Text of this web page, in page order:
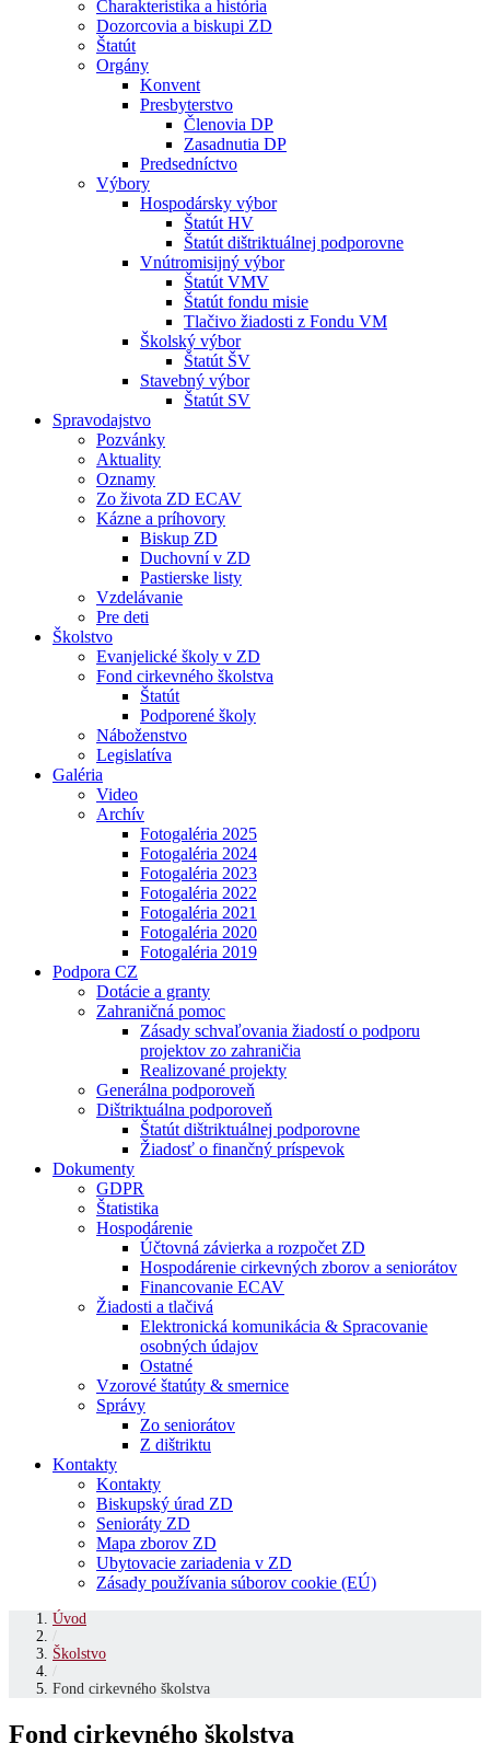
Charakteristika a história
Dozorcovia a biskupi ZD
Štatút
Orgány
Konvent
Presbyterstvo
Členovia DP
Zasadnutia DP
Predsedníctvo
Výbory
Hospodársky výbor
Štatút HV
Štatút dištriktuálnej podporovne
Vnútromisijný výbor
Štatút VMV
Štatút fondu misie
Tlačivo žiadosti z Fondu VM
Školský výbor
Štatút ŠV
Stavebný výbor
Štatút SV
Spravodajstvo
Pozvánky
Aktuality
Oznamy
Zo života ZD ECAV
Kázne a príhovory
Biskup ZD
Duchovní v ZD
Pastierske listy
Vzdelávanie
Pre deti
Školstvo
Evanjelické školy v ZD
Fond cirkevného školstva
Štatút
Podporené školy
Náboženstvo
Legislatíva
Galéria
Video
Archív
Fotogaléria 2025
Fotogaléria 2024
Fotogaléria 2023
Fotogaléria 2022
Fotogaléria 2021
Fotogaléria 2020
Fotogaléria 2019
Podpora CZ
Dotácie a granty
Zahraničná pomoc
Zásady schvaľovania žiadostí o podporu
projektov zo zahraničia
Realizované projekty
Generálna podporoveň
Dištriktuálna podporoveň
Štatút dištriktuálnej podporovne
Žiadosť o finančný príspevok
Dokumenty
GDPR
Štatistika
Hospodárenie
Účtovná závierka a rozpočet ZD
Hospodárenie cirkevných zborov a seniorátov
Financovanie ECAV
Žiadosti a tlačivá
Elektronická komunikácia & Spracovanie
osobných údajov
Ostatné
Vzorové štatúty & smernice
Správy
Zo seniorátov
Z dištriktu
Kontakty
Kontakty
Biskupský úrad ZD
Senioráty ZD
Mapa zborov ZD
Ubytovacie zariadenia v ZD
Zásady používania súborov cookie (EÚ)
Úvod
/
Školstvo
/
Fond cirkevného školstva
Fond cirkevného školstva